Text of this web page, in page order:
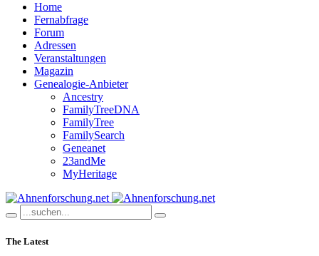
Home
Fernabfrage
Forum
Adressen
Veranstaltungen
Magazin
Genealogie-Anbieter
Ancestry
FamilyTreeDNA
FamilyTree
FamilySearch
Geneanet
23andMe
MyHeritage
The Latest